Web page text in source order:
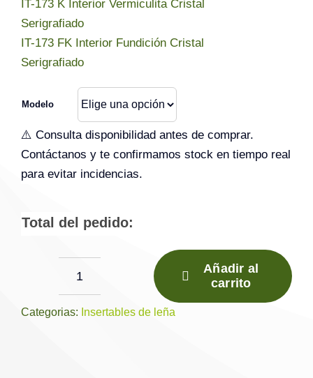
IT-173 K Interior Vermiculita Cristal
Serigrafiado
IT-173 FK Interior Fundición Cristal
Serigrafiado
Modelo
⚠️ Consulta disponibilidad antes de comprar.
Contáctanos y te confirmamos stock en tiempo real
para evitar incidencias.
Total del pedido:
173
Añadir al
carrito
Categorias: Insertables de leña